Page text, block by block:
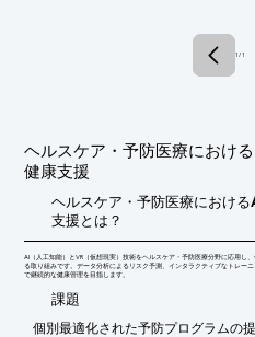
※詳しくはPDFをダウンロードし
1 / 1
ヘルスケア・予防医療におけ
健康支援
ヘルスケア・予防医療におけ
支援とは？
AI（人工知能）とVR（仮想現実）技術をヘルスケア・予防医療分野に応用し
る取り組みです。データ分析によるリスク予測、インタラクティブなトレー
で継続的な健康管理を目指します。
​課題
個別最適化された予防プログラムの